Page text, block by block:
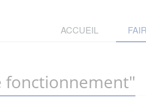
ACCUEIL
fonctionnement"